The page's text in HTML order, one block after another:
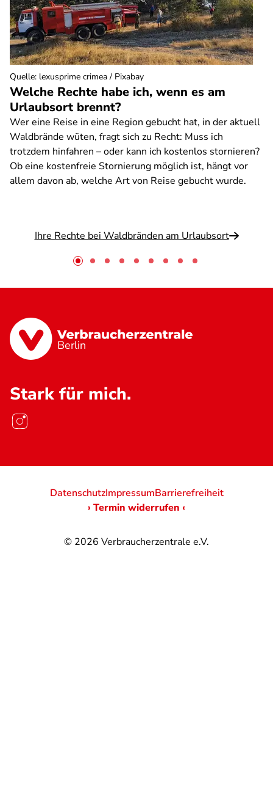
Welche Rechte habe ich, wenn es am
Urlaubsort brennt?
Wer eine Reise in eine Region gebucht hat, in der aktuell
Waldbrände wüten, fragt sich zu Recht: Muss ich
trotzdem hinfahren – oder kann ich kostenlos stornieren?
Ob eine kostenfreie Stornierung möglich ist, hängt vor
allem davon ab, welche Art von Reise gebucht wurde.
Ihre Rechte bei Waldbränden am Urlaubsort
Quelle: lexusprime crimea / Pixabay
Berlin
Stark für mich.
© 2026 Verbraucherzentrale e.V.
DatenschutzImpressumBarrierefreiheit
› Termin widerrufen ‹